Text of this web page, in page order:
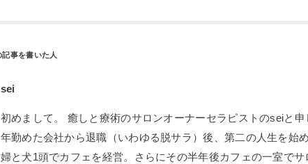
sei
初めまして。 癒しと療術のサロンオーナーセラピストのseiと申
年勤めた会社から退職（いわゆる脱サラ）後、第二の人生を始
婦と犬1頭でカフェを経営。さらにその半年後カフェの一室でサ